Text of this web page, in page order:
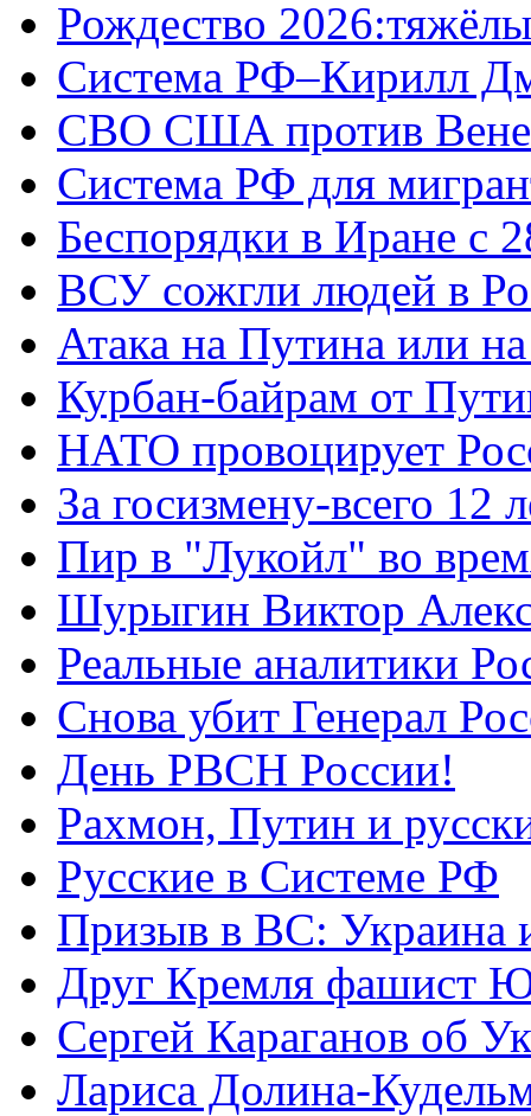
Рождество
Система РФ–Кирилл
СВО США против
Система РФ для
Беспорядки в Иране с
ВСУ сожгли людей в
Атака на Путина или
Курбан-байрам от
НАТО провоцирует
За госизмену-всего 12
Пир в "Лукойл" во
Шурыгин Виктор
Реальные аналитики
Снова убит Генерал
День РВСН России!
Рахмон, Путин и
Русские в Системе РФ
Призыв в ВС: Украина
Друг Кремля фашист
Сергей Караганов об
Лариса Долина-